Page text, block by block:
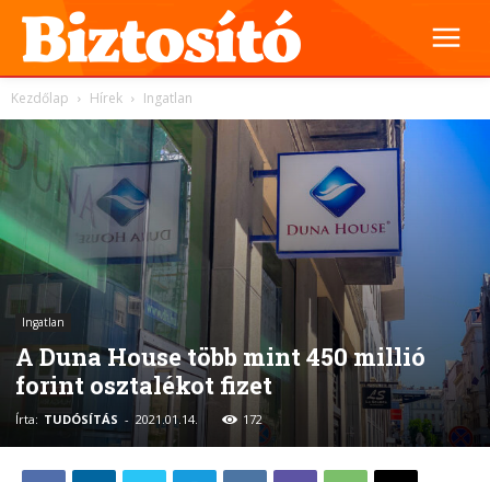
Kezdőlap Hírek Ingatlan
Ingatlan
A Duna House több mint 450 millió
forint osztalékot fizet
Írta: TUDÓSÍTÁS - 2021.01.14. 172